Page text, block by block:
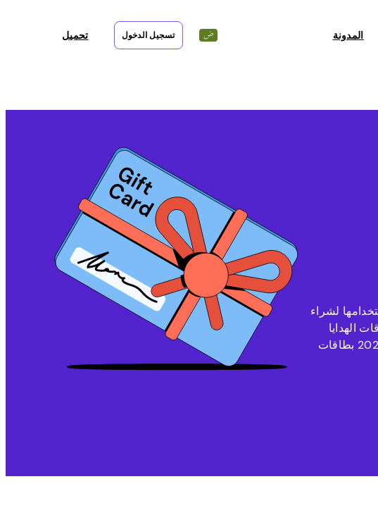
المدونة تسجيل الدخول تحميل
لشراء
الهدايا
مثالية لتلبية هذه الرغبة. لمواكبة هذه الاتجاهات ، قررنا تقديم بطاقات هدايا Amazon.com.au مجانية في عام 2026 بطاقات